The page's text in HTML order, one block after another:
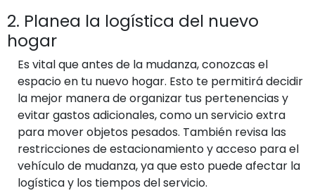
2. Planea la logística del nuevo
hogar
Es vital que antes de la mudanza, conozcas el
espacio en tu nuevo hogar. Esto te permitirá decidir
la mejor manera de organizar tus pertenencias y
evitar gastos adicionales, como un servicio extra
para mover objetos pesados. También revisa las
restricciones de estacionamiento y acceso para el
vehículo de mudanza, ya que esto puede afectar la
logística y los tiempos del servicio.